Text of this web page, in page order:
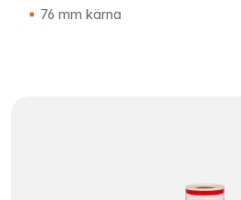
76 mm kärna